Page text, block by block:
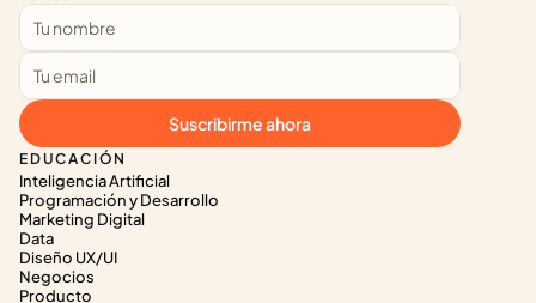
EDUCACIÓN
Inteligencia Artificial
Programación y Desarrollo
Marketing Digital
Data
Diseño UX/UI
Negocios
Producto
Suscribirme ahora